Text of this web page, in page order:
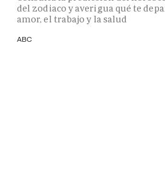
del zodiaco y averigua qué te
amor, el trabajo y la salud
ABC